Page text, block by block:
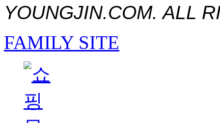
YOUNGJIN.COM. ALL
FAMILY SITE